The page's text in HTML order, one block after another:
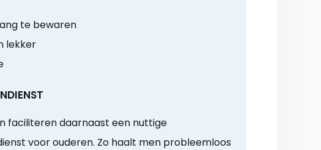
te bewaren
lekker
faciliteren daarnaast een nuttige
voor ouderen. Zo haalt men probleemloos